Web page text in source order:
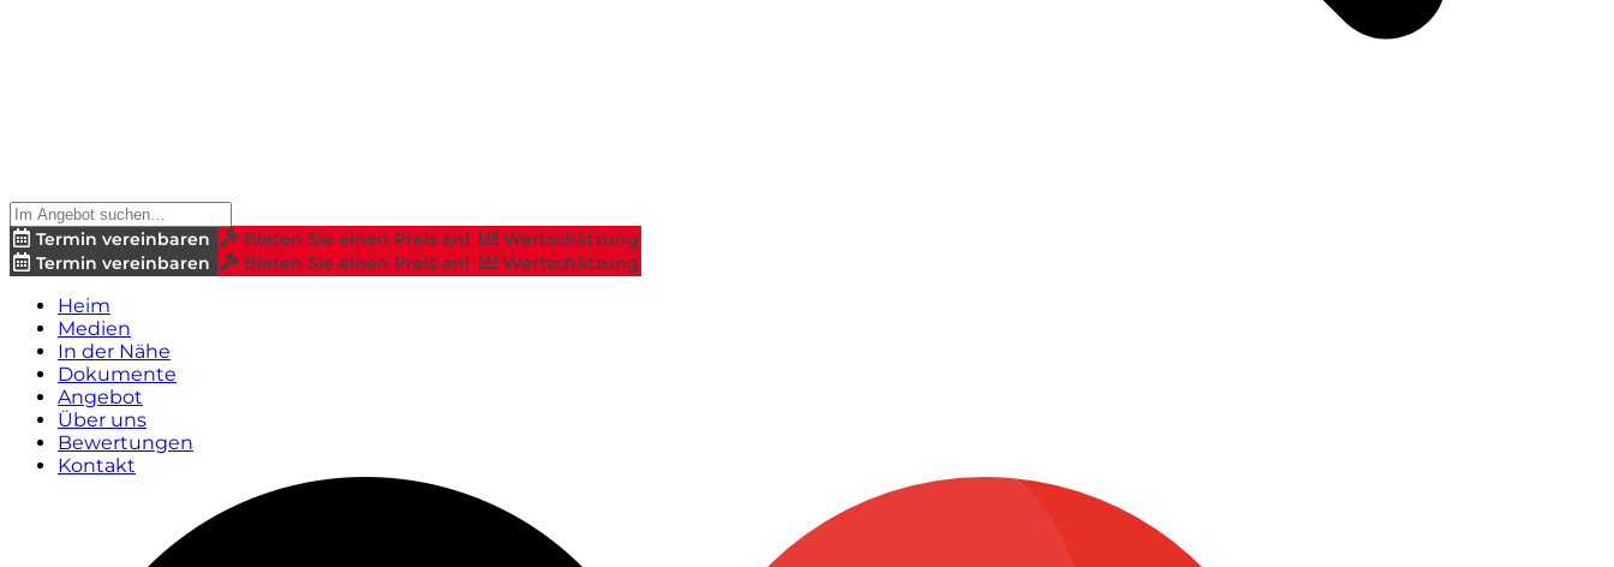
Termin vereinbaren Bieten Sie einen Preis an!
Wertschätzung
Termin vereinbaren
Bieten Sie einen Preis an! Wertschätzung
Heim
Medien
In der Nähe
Dokumente
Angebot
Über uns
Bewertungen
Kontakt